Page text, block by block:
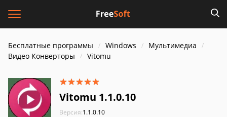
Бесплатные программы Windows
Мультимедиа
Видео Конверторы
Vitomu
Vitomu 1.1.0.10
Версия:1.1.0.10